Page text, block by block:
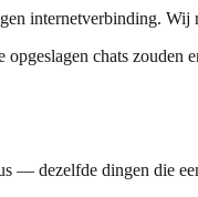
internetverbinding.
chats zouden
— dezelfde dingen die